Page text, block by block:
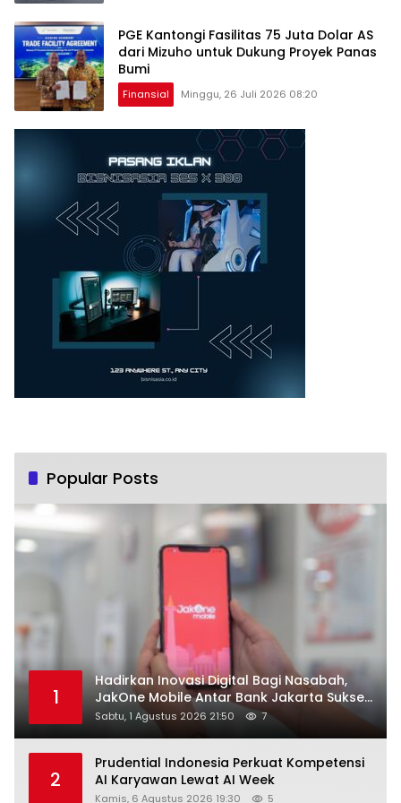
PGE Kantongi Fasilitas 75 Juta Dolar AS
dari Mizuho untuk Dukung Proyek Panas
Bumi
Finansial Minggu, 26 Juli 2026 08:20
Popular Posts
1
Hadirkan Inovasi Digital Bagi Nasabah,
JakOne Mobile Antar Bank Jakarta Sukses
Raih Digital Excellence Awards 2026
Sabtu, 1 Agustus 2026 21:50 7
2
Prudential Indonesia Perkuat Kompetensi
AI Karyawan Lewat AI Week
Kamis, 6 Agustus 2026 19:30 5